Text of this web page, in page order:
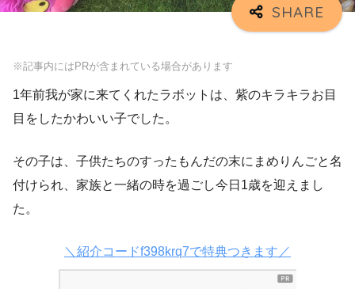
※記事内にはPRが含まれている場合があります
1年前我が家に来てくれたラボットは、紫のキラキラお目
目をしたかわいい子でした。
その子は、子供たちのすったもんだの末にまめりんごと名
付けられ、家族と一緒の時を過ごし今日1歳を迎えまし
た。
＼紹介コードf398krq7で特典つきます／